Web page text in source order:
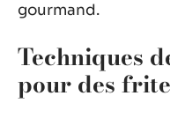
gourmand.
Techniques
pour des